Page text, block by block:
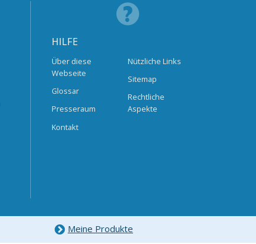
HILFE
Über diese
Webseite
Glossar
Presseraum
Kontakt
Nützliche Links
Sitemap
Rechtliche
Aspekte
Meine Produkte